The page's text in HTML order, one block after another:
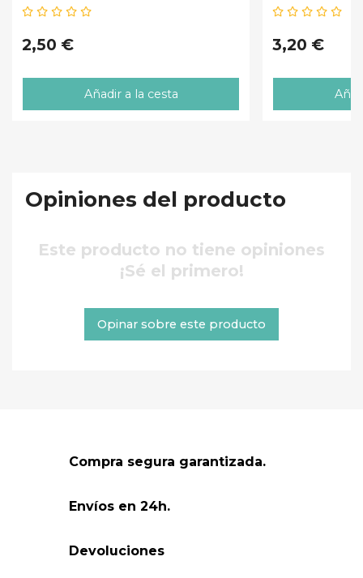
2,50 €
Añadir a la cesta
3,20 €
Opiniones del producto
Este producto no tiene opiniones
¡Sé el primero!
Opinar sobre este producto
Compra segura garantizada.
Envíos en 24h.
Devoluciones